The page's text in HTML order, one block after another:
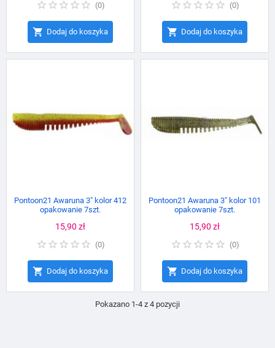
(0)
 Dodaj do koszyka
(0)
 Dodaj do koszyka
Pontoon21 Awaruna 3" kolor 412
opakowanie 7szt.
Cena
15,90 zł
(0)
 Dodaj do koszyka
Pontoon21 Awaruna 3" kolor 101
opakowanie 7szt.
Cena
15,90 zł
(0)
 Dodaj do koszyka
Pokazano 1-4 z 4 pozycji